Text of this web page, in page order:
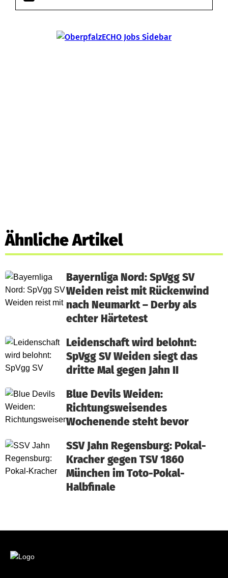
Ähnliche Artikel
Bayernliga Nord: SpVgg SV
Weiden reist mit Rückenwind
nach Neumarkt – Derby als
echter Härtetest
Leidenschaft wird belohnt:
SpVgg SV Weiden siegt das
dritte Mal gegen Jahn II
Blue Devils Weiden:
Richtungsweisendes
Wochenende steht bevor
SSV Jahn Regensburg: Pokal-
Kracher gegen TSV 1860
München im Toto-Pokal-
Halbfinale